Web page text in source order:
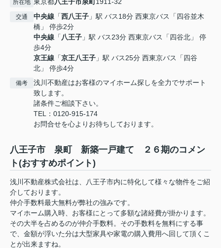
所在地
交通 中央線 「西八王子 」駅 バス18分 西東京バス「四谷並木
橋」 停歩2分
中央線 「 八王子 」駅 バス23分 西東京バス「四谷北」 停
歩4分
京王線 「京王八王子 」駅 バス25分 西東京バス「四谷
北」 停歩4分
備考
浅川不動産はお客様のマイホーム探しを全力でサポート
致します。
諸条件ご相談下さい。
TEL：0120-915-174
お問合せを心よりお待ちしております。
八王子市 泉町 新築一戸建て ２６期のコメン
ト(おすすめポイント)
浅川不動産株式会社は、八王子市内に特化して様々な物件をご紹
介しております。
仲介手数料最大無料が弊社の強みです。
マイホーム購入時、お客様にとって多額な諸経費が掛かります。
その大半を占めるのが仲介手数料。その手数料を無料にする事
で、金額が浮いた分は大型家具や家電の購入費用へ回して頂くこ
とが出来ますね。